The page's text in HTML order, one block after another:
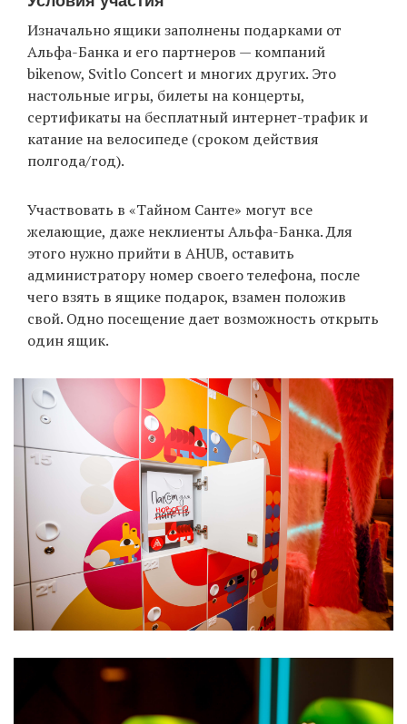
Изначально ящики заполнены подарками от
Альфа-Банка и его партнеров — компаний
bikenow, Svitlo Concert и многих других. Это
настольные игры, билеты на концерты,
сертификаты на бесплатный интернет-трафик и
катание на велосипеде (сроком действия
полгода/год).
Участвовать в «Тайном Санте» могут все
желающие, даже неклиенты Альфа-Банка. Для
этого нужно прийти в AHUB, оставить
администратору номер своего телефона, после
чего взять в ящике подарок, взамен положив
свой. Одно посещение дает возможность открыть
один ящик.